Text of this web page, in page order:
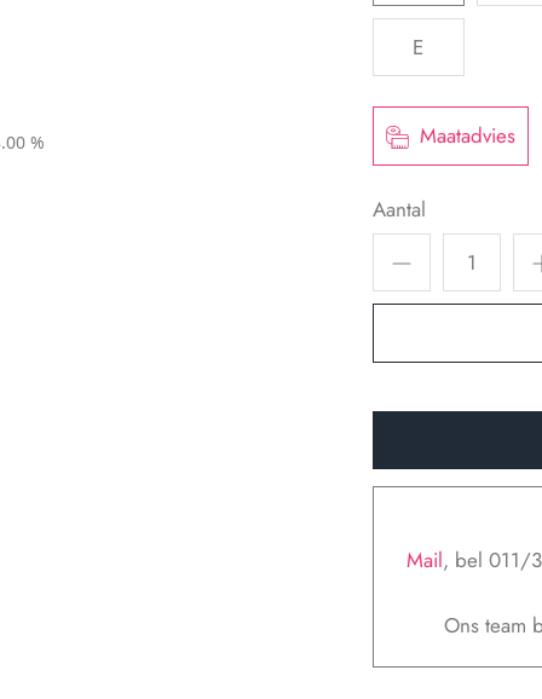
%
E
Maatadvies
Aantal
Mail, bel 011/
Ons team